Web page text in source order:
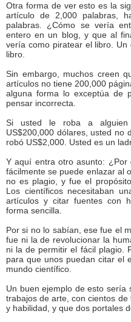
Otra forma de ver esto es la
artículo de 2,000 palabras,
palabras. ¿Cómo se vería
entero en un blog, y que al
vería como piratear el libro.
libro.
Sin embargo, muchos creen
artículos no tiene 200,000
alguna forma lo exceptúa de
pensar incorrecta.
Si usted le roba a alguien
US$200,000 dólares, usted no
robó US$2,000. Usted es un
Y aquí entra otro asunto:
fácilmente se puede enlazar al
no es plagio, y fue el
Los científicos necesitaban
artículos y citar fuentes con
forma sencilla.
Por si no lo sabían, ese fue el
fue ni la de revolucionar la
ni la de permitir el fácil plagio.
para que unos puedan citar el
mundo científico.
Un buen ejemplo de esto sería
trabajos de arte, con cientos
y habilidad, y que dos portales